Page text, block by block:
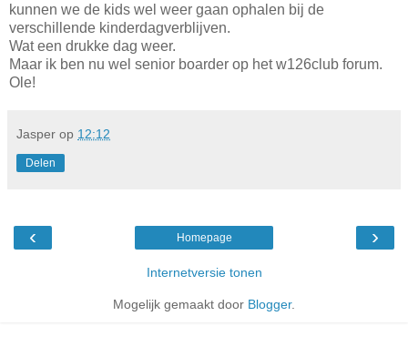
kunnen we de kids wel weer gaan ophalen bij de
verschillende kinderdagverblijven.
Wat een drukke dag weer.
Maar ik ben nu wel senior boarder op het w126club forum.
Ole!
Jasper op 12:12
Delen
‹ ›
Homepage
Internetversie tonen
Mogelijk gemaakt door Blogger.